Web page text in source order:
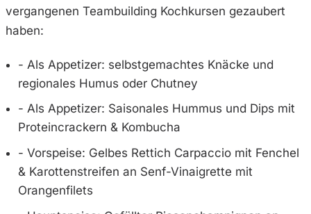
vergangenen Teambuilding Kochkursen gezaubert
haben:
- Als Appetizer: selbstgemachtes Knäcke und
regionales Humus oder Chutney
- Als Appetizer: Saisonales Hummus und Dips mit
Proteincrackern & Kombucha
- Vorspeise: Gelbes Rettich Carpaccio mit Fenchel
& Karottenstreifen an Senf-Vinaigrette mit
Orangenfilets